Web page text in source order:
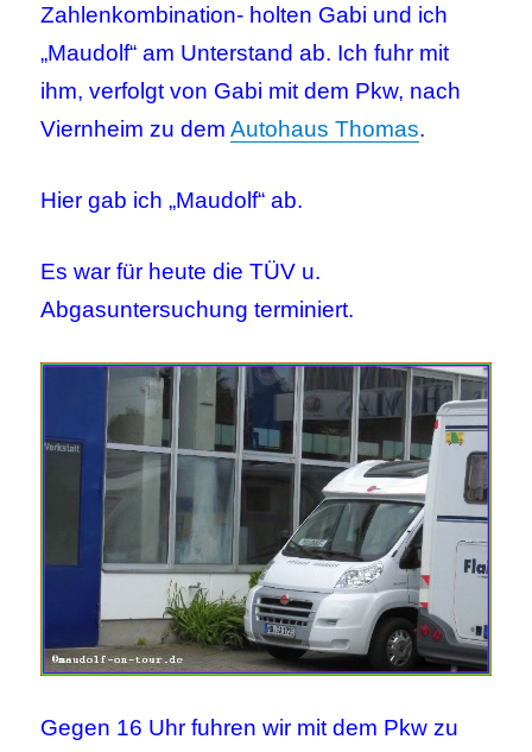
Zahlenkombination- holten Gabi und ich
„Maudolf“ am Unterstand ab. Ich fuhr mit
ihm, verfolgt von Gabi mit dem Pkw, nach
Viernheim zu demAutohaus Thomas.
Hier gab ich „Maudolf“ ab.
Es war für heute die TÜV u.
Abgasuntersuchung terminiert.
Gegen 16 Uhr fuhren wir mit dem Pkw zu